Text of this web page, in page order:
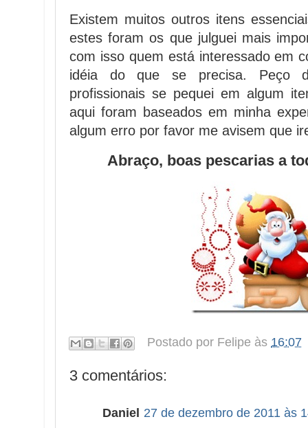
Existem muitos outros itens
estes foram os que julguei mais
com isso quem está interessado em
idéia do que se precisa. Peço
profissionais se pequei em algum
aqui foram baseados em minha
algum erro por favor me avisem que
Abraço, boas pescarias a
Postado por Felipe às 16:07
3 comentários:
Daniel 27 de dezembro de 2011 às